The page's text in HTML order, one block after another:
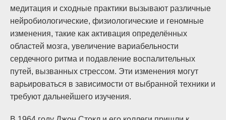
медитация и сходные практики вызывают различные
нейробиологические, физиологические и геномные
изменения, такие как активация определённых
областей мозга, увеличение вариабельности
сердечного ритма и подавление воспалительных
путей, вызванных стрессом. Эти изменения могут
варьироваться в зависимости от выбранной техники и
требуют дальнейшего изучения.